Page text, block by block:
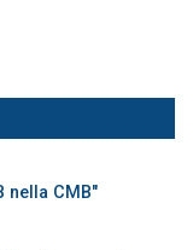
nella CMB"